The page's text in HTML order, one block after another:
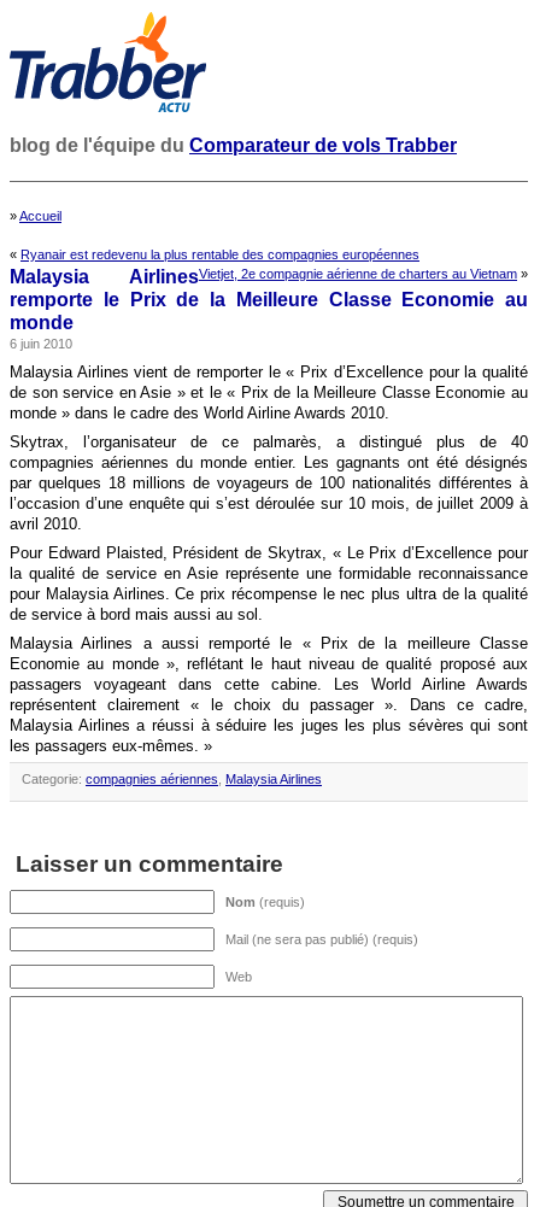
blog de l'équipe du Comparateur de vols Trabber
»Accueil
« Ryanair est redevenu la plus rentable des compagnies européennes
Vietjet, 2e compagnie aérienne de charters au Vietnam »
Malaysia Airlines
remporte le Prix de la Meilleure Classe Economie au
monde
6 juin 2010
Malaysia Airlines vient de remporter le « Prix d’Excellence pour la qualité
de son service en Asie » et le « Prix de la Meilleure Classe Economie au
monde » dans le cadre des World Airline Awards 2010.
Skytrax, l’organisateur de ce palmarès, a distingué plus de 40
compagnies aériennes du monde entier. Les gagnants ont été désignés
par quelques 18 millions de voyageurs de 100 nationalités différentes à
l’occasion d’une enquête qui s’est déroulée sur 10 mois, de juillet 2009 à
avril 2010.
Pour Edward Plaisted, Président de Skytrax, « Le Prix d’Excellence pour
la qualité de service en Asie représente une formidable reconnaissance
pour Malaysia Airlines. Ce prix récompense le nec plus ultra de la qualité
de service à bord mais aussi au sol.
Malaysia Airlines a aussi remporté le « Prix de la meilleure Classe
Economie au monde », reflétant le haut niveau de qualité proposé aux
passagers voyageant dans cette cabine. Les World Airline Awards
représentent clairement « le choix du passager ». Dans ce cadre,
Malaysia Airlines a réussi à séduire les juges les plus sévères qui sont
les passagers eux-mêmes. »
Categorie: compagnies aériennes Malaysia Airlines
Laisser un commentaire
Nom (requis)
Mail (ne sera pas publié) (requis)
Web